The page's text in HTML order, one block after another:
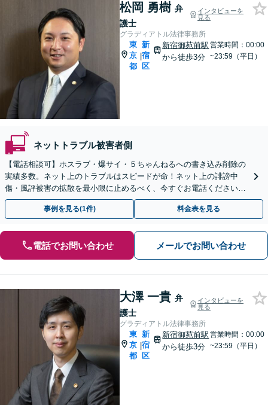
松岡 勇樹 弁
護士
インタビューを
見る
グラディアトル法律事務所
東
京
都
|
新
宿
区
新宿御苑前駅
から徒歩3分
営業時間：00:00
~23:59（平日）
ネットトラブル被害者側
【電話相談可】ホスラブ・爆サイ・５ちゃんねるへの書き込み削除の
実績多数。ネット上のトラブルはスピードが命！ネット上の誹謗中
傷・風評被害の拡散を最小限に止めるべく、今すぐお電話ください。
情報削除に向けて全力を尽くします。
事例を見る(1件) 料金表を見る
電話でお問い合わせ メールでお問い合わせ
大澤 一貴 弁
護士
インタビューを
見る
グラディアトル法律事務所
東
京
都
|
新
宿
区
新宿御苑前駅
から徒歩3分
営業時間：00:00
~23:59（平日）